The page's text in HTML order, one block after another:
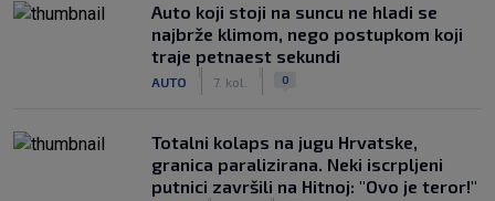
Auto koji stoji na suncu ne hladi se
najbrže klimom, nego postupkom koji
traje petnaest sekundi
AUTO 7. kol. 0
Totalni kolaps na jugu Hrvatske,
granica paralizirana. Neki iscrpljeni
putnici završili na Hitnoj: "Ovo je teror!"